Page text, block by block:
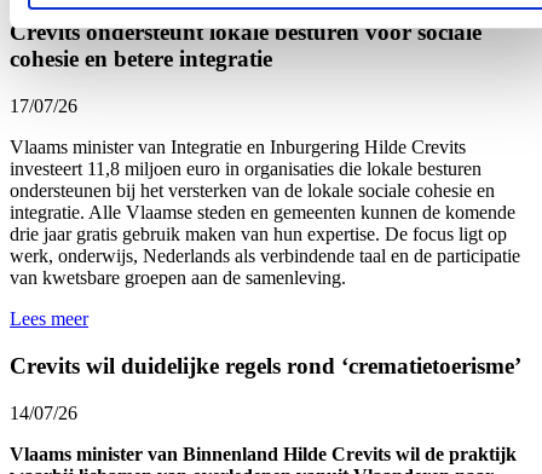
Crevits ondersteunt lokale besturen voor sociale
cohesie en betere integratie
17/07/26
Vlaams minister van Integratie en Inburgering Hilde Crevits
investeert 11,8 miljoen euro in organisaties die lokale besturen
ondersteunen bij het versterken van de lokale sociale cohesie en
integratie. Alle Vlaamse steden en gemeenten kunnen de komende
drie jaar gratis gebruik maken van hun expertise. De focus ligt op
werk, onderwijs, Nederlands als verbindende taal en de participatie
van kwetsbare groepen aan de samenleving.
Lees meer
Crevits wil duidelijke regels rond ‘crematietoerisme’
14/07/26
Vlaams minister van Binnenland Hilde Crevits wil de praktijk